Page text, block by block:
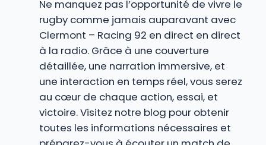
Ne manquez pas l’opportunité de vivre le
rugby comme jamais auparavant avec
Clermont – Racing 92 en direct en direct
à la radio. Grâce à une couverture
détaillée, une narration immersive, et
une interaction en temps réel, vous serez
au cœur de chaque action, essai, et
victoire. Visitez notre blog pour obtenir
toutes les informations nécessaires et